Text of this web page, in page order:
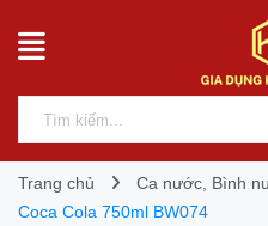
Trang chủ Ca nước, Bình
Coca Cola 750ml BW074